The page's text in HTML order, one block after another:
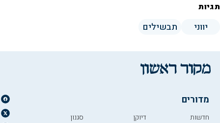
תגיות
יווני תבשילים
מדורים
חדשות
דיוקן
סגנון